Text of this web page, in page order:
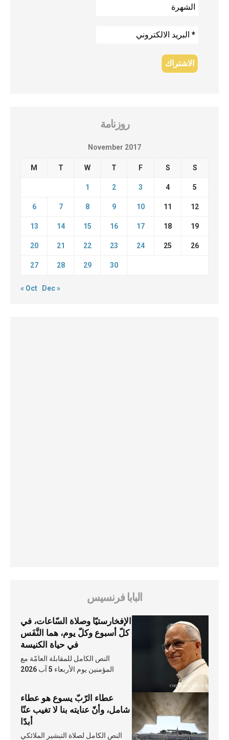
روزنامة
November 2017
M T W T F S S
1 2 3 4 5
6 7 8 9 10 11 12
13 14 15 16 17 18 19
20 21 22 23 24 25 26
27 28 29 30
« Oct Dec »
البابا فرنسيس
الإفخارستيّا وصلاة السّاعات، في
كلّ أسبوع وكلّ يوم، هما النَّفَس
في حياة الكنيسة
النص الكامل للمقابلة العامّة مع
المؤمنين يوم الأربعاء 5 آب 2026
عطاء الرّبّ يسوع هو عطاء
شامل، وأنّ عنايته بنا لا تغيب عنّا
أبدًا
النص الكامل لصلاة التبشير الملائكي